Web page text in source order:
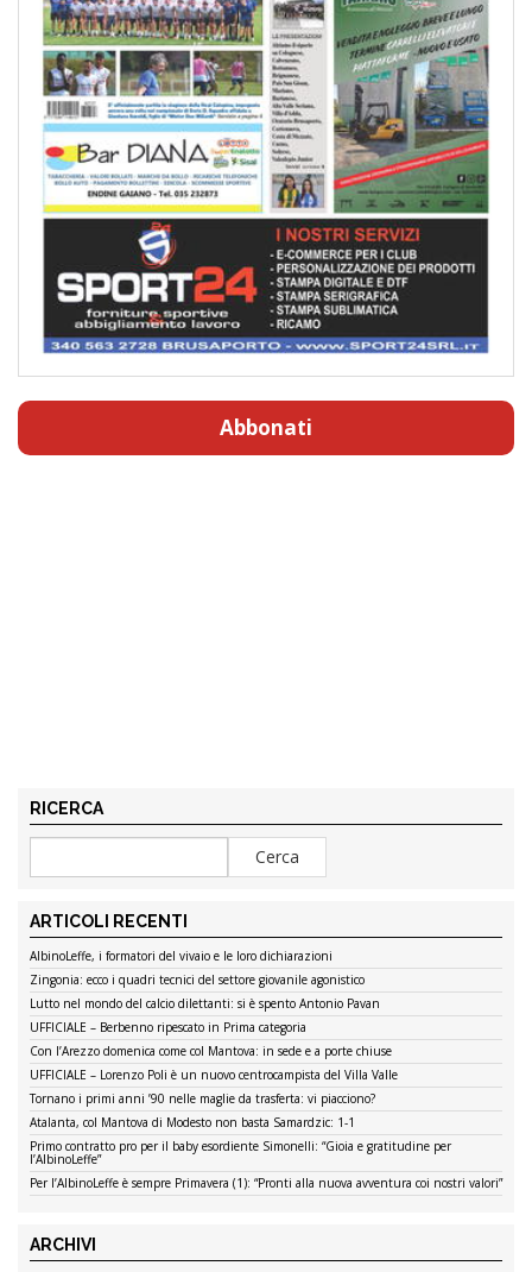
Abbonati
RICERCA
ARTICOLI RECENTI
AlbinoLeffe, i formatori del vivaio e le loro dichiarazioni
Zingonia: ecco i quadri tecnici del settore giovanile agonistico
Lutto nel mondo del calcio dilettanti: si è spento Antonio Pavan
UFFICIALE – Berbenno ripescato in Prima categoria
Con l’Arezzo domenica come col Mantova: in sede e a porte chiuse
UFFICIALE – Lorenzo Poli è un nuovo centrocampista del Villa Valle
Tornano i primi anni ’90 nelle maglie da trasferta: vi piacciono?
Atalanta, col Mantova di Modesto non basta Samardzic: 1-1
Primo contratto pro per il baby esordiente Simonelli: “Gioia e gratitudine per
l’AlbinoLeffe”
Per l’AlbinoLeffe è sempre Primavera (1): “Pronti alla nuova avventura coi nostri valori”
ARCHIVI